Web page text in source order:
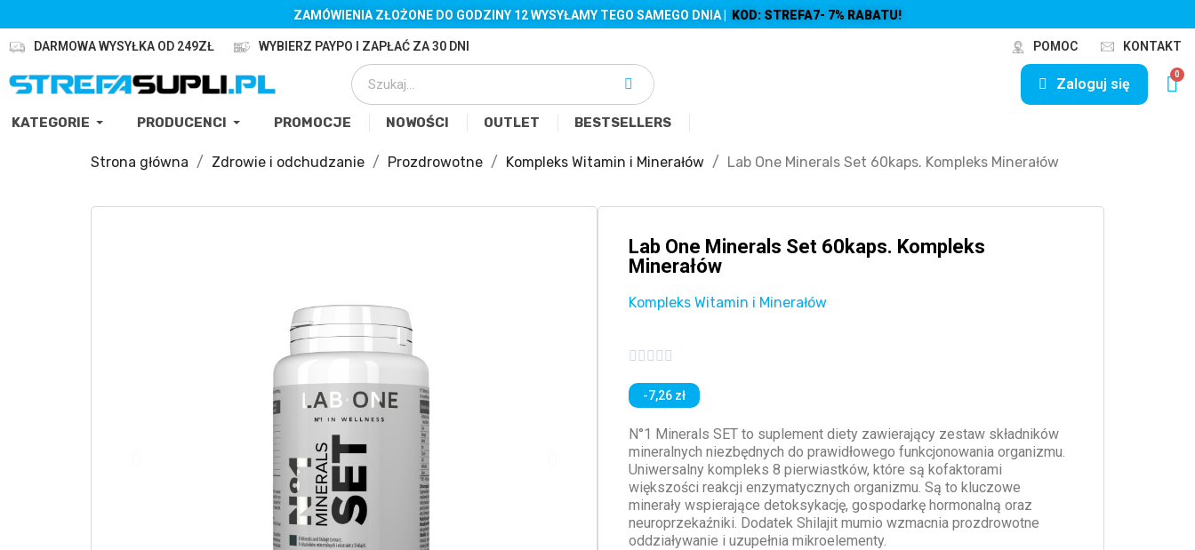
ZAMÓWIENIA ZŁOŻONE DO GODZINY 12 WYSYŁAMY TEGO SAMEGO DNIA | KOD: STREFA7- 7% RABATU!
DARMOWA WYSYŁKA OD 249ZŁ WYBIERZ PAYPO I ZAPŁAĆ ZA 30 DNI POMOC KONTAKT
Zaloguj się
KATEGORIE PRODUCENCI PROMOCJE NOWOŚCI OUTLET BESTSELLERS
Strona główna Zdrowie i odchudzanie Prozdrowotne Kompleks Witamin i Minerałów Lab One Minerals Set 60kaps. Kompleks Minerałów
Lab One Minerals Set 60kaps. Kompleks
Minerałów
Kompleks Witamin i Minerałów
    
-7,26 zł
N°1 Minerals SET to suplement diety zawierający zestaw składników
mineralnych niezbędnych do prawidłowego funkcjonowania organizmu.
Uniwersalny kompleks 8 pierwiastków, które są kofaktorami
większości reakcji enzymatycznych organizmu. Są to kluczowe
minerały wspierające detoksykację, gospodarkę hormonalną oraz
neuroprzekaźniki. Dodatek Shilajit mumio wzmacnia prozdrowotne
oddziaływanie i uzupełnia mikroelementy.